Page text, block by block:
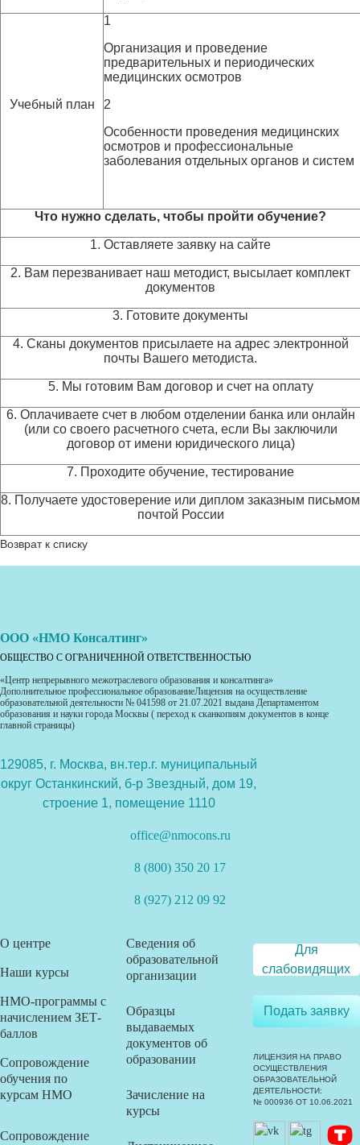
Учебный план
1
Организация и проведение
предварительных и периодических
медицинских осмотров
2
Особенности проведения медицинских
осмотров и профессиональные
заболевания отдельных органов и систем
Что нужно сделать, чтобы пройти обучение?
1. Оставляете заявку на сайте
2. Вам перезванивает наш методист, высылает комплект
документов
3. Готовите документы
4. Сканы документов присылаете на адрес электронной
почты Вашего методиста.
5. Мы готовим Вам договор и счет на оплату
6. Оплачиваете счет в любом отделении банка или онлайн
(или со своего расчетного счета, если Вы заключили
договор от имени юридического лица)
7. Проходите обучение, тестирование
8. Получаете удостоверение или диплом заказным письмом
почтой России
Возврат к списку
ООО «НМО Консалтинг»
ОБЩЕСТВО С ОГРАНИЧЕННОЙ ОТВЕТСТВЕННОСТЬЮ
«Центр непрерывного межотраслевого образования и консалтинга»
Дополнительное профессиональное образованиеЛицензия на осуществление
образовательной деятельности № 041598 от 21.07.2021 выдана Департаментом
образования и науки города Москвы ( переход к сканкопиям документов в конце
главной страницы)
129085, г. Москва, вн.тер.г. муниципальный
округ Останкинский, б-р Звездный, дом 19,
строение 1, помещение 1110
office@nmocons.ru
8 (800) 350 20 17
8 (927) 212 09 92
О центре
Наши курсы
НМО-программы с
начислением ЗЕТ-
баллов
Сопровождение
обучения по
курсам НМО
Сопровождение
Сведения об
образовательной
организации
Образцы
выдаваемых
документов об
образовании
Зачисление на
курсы
Для
слабовидящих
Подать заявку
ЛИЦЕНЗИЯ НА ПРАВО
ОСУЩЕСТВЛЕНИЯ
ОБРАЗОВАТЕЛЬНОЙ
ДЕЯТЕЛЬНОСТИ:
№ 000936 ОТ 10.06.2021